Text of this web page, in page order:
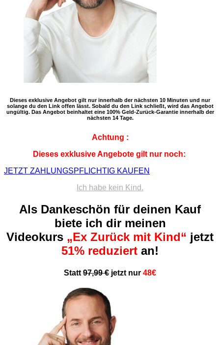
Dieses exklusive Angebot gilt nur innerhalb der nächsten 10 Minuten und nur
solange du den Link offen lässt. Sobald du den Link schließt, wird das Angebot
ungültig. Das Angebot beinhaltet eine 100% Geld-Zurück-Garantie innerhalb der
nächsten 14 Tage.
Achtung :
Dieses exklusive Angebote gilt nur noch:
JETZT ZAHLUNGSPFLICHTIG KAUFEN
Ich habe kein Kind.
Als Dankeschön für deinen Kauf
biete ich dir meinen
Videokurs „Ex Zurück mit Kind“ jetzt
51% reduziert an!
Statt 97,99 € jetzt nur 48€